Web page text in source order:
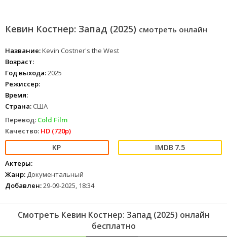
Кевин Костнер: Запад (2025) смотреть онлайн
Название:Kevin Costner's the West
Возраст:
Год выхода:2025
Режиссер:
Время:
Страна: США
Перевод: Cold Film
Качество: HD (720p)
7.5
Актеры:
Жанр: Документальный
Добавлен:29-09-2025, 18:34
Смотреть Кевин Костнер: Запад (2025) онлайн
бесплатно